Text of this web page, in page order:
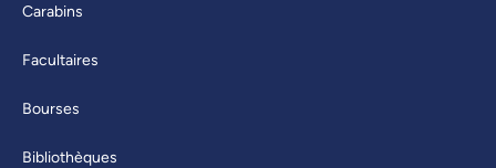
Carabins
Facultaires
Bourses
Bibliothèques